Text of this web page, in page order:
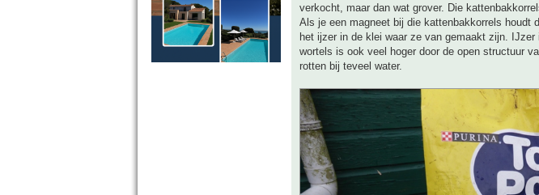
verkocht, maar dan wat grover. Die
Als je een magneet bij die kattenbakkorrels houdt
het ijzer in de klei waar ze van gemaakt zijn.
wortels is ook veel hoger door de open structuur
rotten bij teveel water.